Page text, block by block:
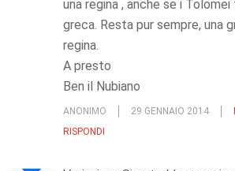
una regina , anche se i
greca. Resta pur sempre, una
regina.
A presto
Ben il Nubiano
ANONIMO 29 GENNAIO 2014
RISPONDI